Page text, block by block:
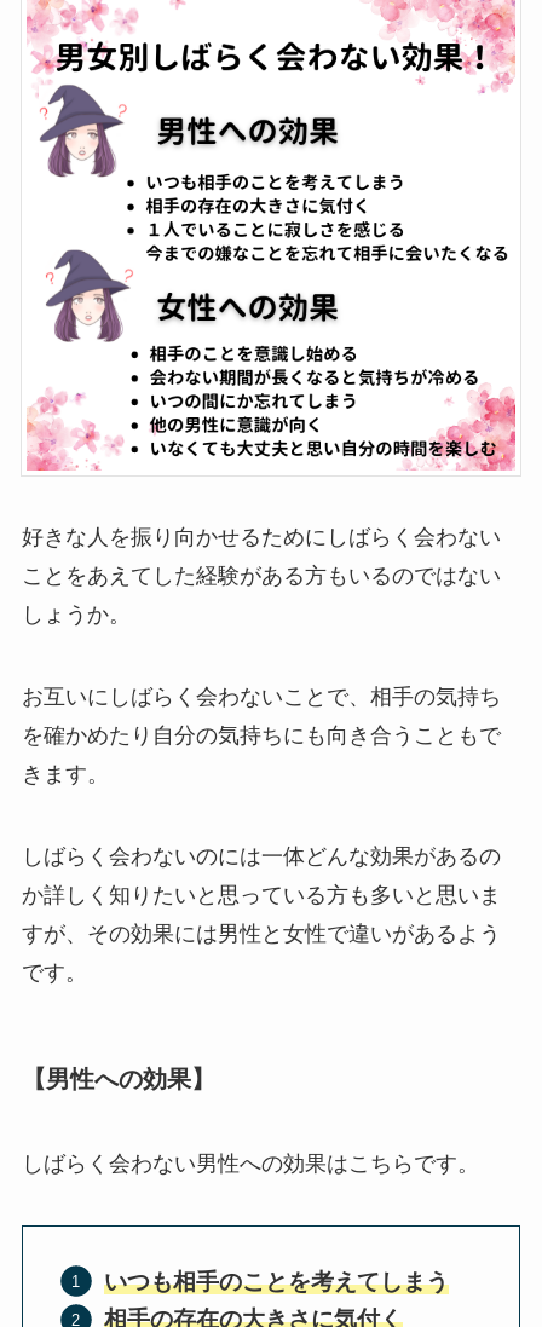
好きな人を振り向かせるためにしばらく会わない
ことをあえてした経験がある方もいるのではない
しょうか。
お互いにしばらく会わないことで、相手の気持ち
を確かめたり自分の気持ちにも向き合うこともで
きます。
しばらく会わないのには一体どんな効果があるの
か詳しく知りたいと思っている方も多いと思いま
すが、その効果には男性と女性で違いがあるよう
です。
【男性への効果】
しばらく会わない男性への効果はこちらです。
いつも相手のことを考えてしまう
相手の存在の大きさに気付く